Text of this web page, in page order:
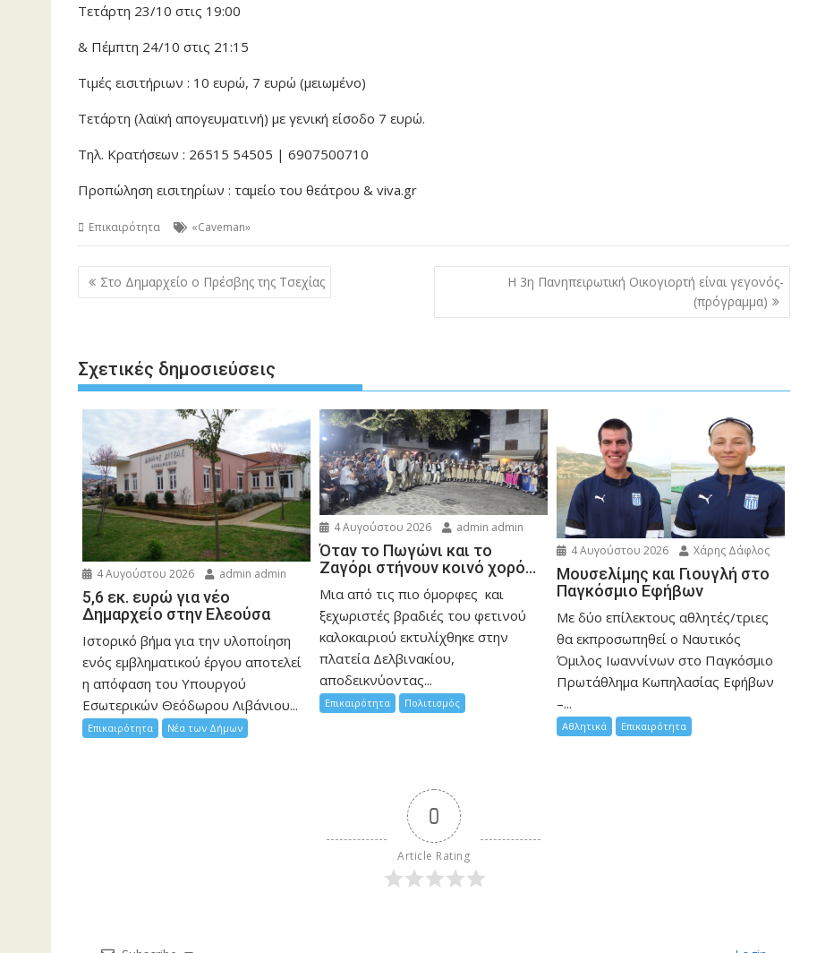
Τετάρτη 23/10 στις 19:00
& Πέμπτη 24/10 στις 21:15
Τιμές εισιτήριων : 10 ευρώ, 7 ευρώ (μειωμένο)
Τετάρτη (λαϊκή απογευματινή) με γενική είσοδο 7 ευρώ.
Τηλ. Κρατήσεων : 26515 54505 | 6907500710
Προπώληση εισιτηρίων : ταμείο του θεάτρου & viva.gr
Επικαιρότητα «Caveman»
Πλοήγηση
άρθρων
Στο Δημαρχείο ο Πρέσβης της Τσεχίας
Η 3η Πανηπειρωτική Οικογιορτή είναι γεγονός-
(πρόγραμμα)
Σχετικές δημοσιεύσεις
4 Αυγούστου 2026 admin admin
5,6 εκ. ευρώ για νέο
Δημαρχείο στην Ελεούσα
Ιστορικό βήμα για την υλοποίηση
ενός εμβληματικού έργου αποτελεί
η απόφαση του Υπουργού
Εσωτερικών Θεόδωρου Λιβάνιου...
Επικαιρότητα Νέα των Δήμων
4 Αυγούστου 2026 admin admin
Όταν το Πωγώνι και το
Ζαγόρι στήνουν κοινό χορό…
Μια από τις πιο όμορφες και
ξεχωριστές βραδιές του φετινού
καλοκαιριού εκτυλίχθηκε στην
πλατεία Δελβινακίου,
αποδεικνύοντας...
Επικαιρότητα Πολιτισμός
4 Αυγούστου 2026 Χάρης Δάφλος
Μουσελίμης και Γιουγλή στο
Παγκόσμιο Εφήβων
Mε δύο επίλεκτους αθλητές/τριες
θα εκπροσωπηθεί ο Ναυτικός
Όμιλος Ιωαννίνων στο Παγκόσμιο
Πρωτάθλημα Κωπηλασίας Εφήβων
–...
Αθλητικά Επικαιρότητα
0
Article Rating